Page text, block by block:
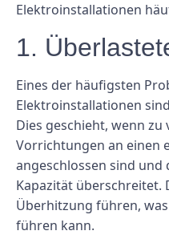
Elektroinstallationen
1.
Eines der häufigsten
Elektroinstallationen
Dies geschieht, wenn zu
Vorrichtungen an einen
angeschlossen sind und
Kapazität überschreitet.
Überhitzung führen,
führen kann.